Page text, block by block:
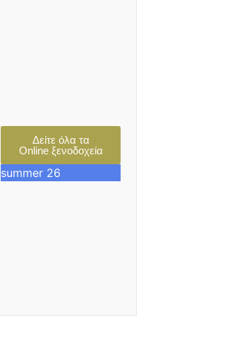
Δείτε όλα τα
Online ξενοδοχεία
summer 26